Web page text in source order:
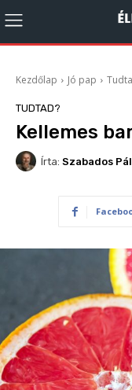
Kezdőlap Jó pap
TUDTAD?
Kellemes
Írta: Szabados Pál